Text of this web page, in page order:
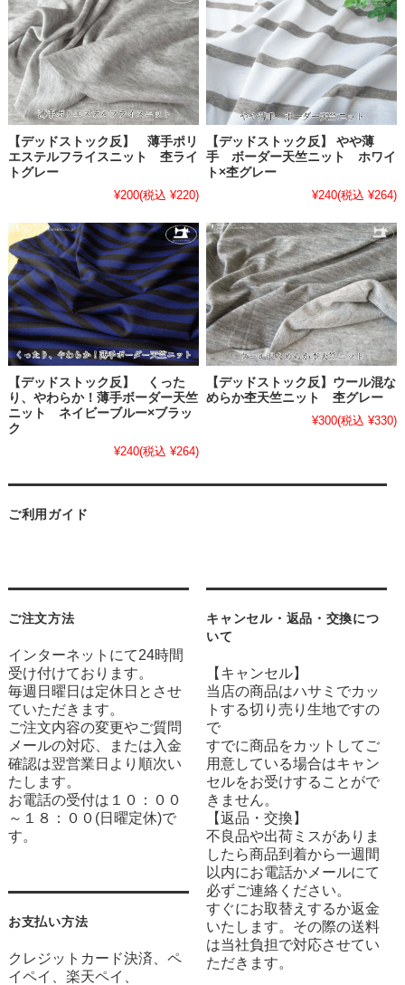
【デッドストック反】 薄手ポリ
エステルフライスニット 杢ライ
トグレー
¥200(税込 ¥220)
【デッドストック反】 やや薄
手 ボーダー天竺ニット ホワイ
ト×杢グレー
¥240(税込 ¥264)
【デッドストック反】 くった
り、やわらか！薄手ボーダー天竺
ニット ネイビーブルー×ブラッ
ク
¥240(税込 ¥264)
【デッドストック反】ウール混な
めらか杢天竺ニット 杢グレー
¥300(税込 ¥330)
ご利用ガイド
ご注文方法
インターネットにて24時間
受け付けております。
毎週日曜日は定休日とさせ
ていただきます。
ご注文内容の変更やご質問
メールの対応、または入金
確認は翌営業日より順次い
たします。
お電話の受付は１０：００
～１８：００(日曜定休)で
す。
お支払い方法
クレジットカード決済、ペ
イペイ、楽天ペイ、
キャンセル・返品・交換につ
いて
【キャンセル】
当店の商品はハサミでカッ
トする切り売り生地ですの
で
すでに商品をカットしてご
用意している場合はキャン
セルをお受けすることがで
きません。
【返品・交換】
不良品や出荷ミスがありま
したら商品到着から一週間
以内にお電話かメールにて
必ずご連絡ください。
すぐにお取替えするか返金
いたします。その際の送料
は当社負担で対応させてい
ただきます。